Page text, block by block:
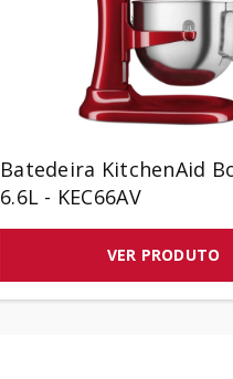
Batedeira KitchenAid
6.6L - KEC66AV
VER PRODUTO